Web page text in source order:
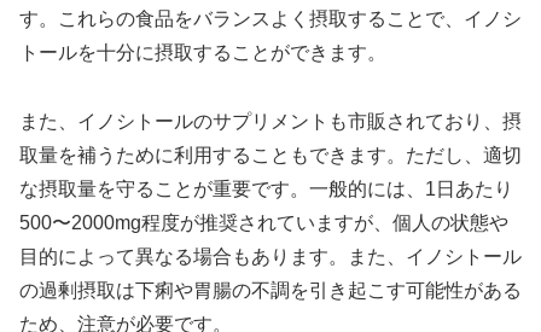
す。これらの食品をバランスよく摂取することで、イノシ
トールを十分に摂取することができます。
また、イノシトールのサプリメントも市販されており、摂
取量を補うために利用することもできます。ただし、適切
な摂取量を守ることが重要です。一般的には、1日あたり
500〜2000mg程度が推奨されていますが、個人の状態や
目的によって異なる場合もあります。また、イノシトール
の過剰摂取は下痢や胃腸の不調を引き起こす可能性がある
ため、注意が必要です。